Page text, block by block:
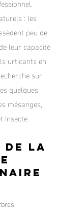
: les
peu de
leur capacité
urticants en
sur
quelques
mésanges,
insecte.
de la